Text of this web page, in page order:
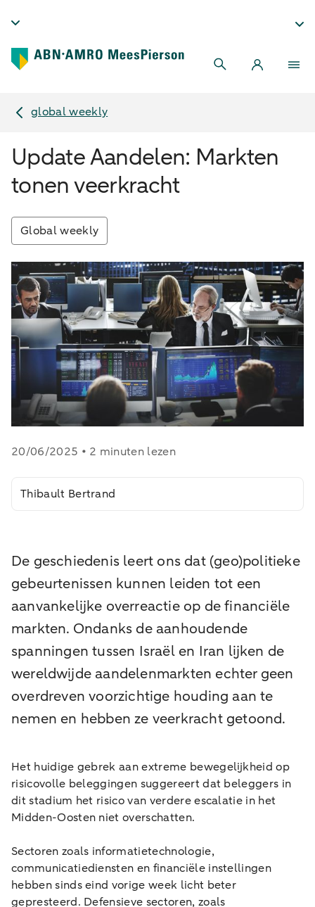
global weekly
Update Aandelen: Markten
tonen veerkracht
Global weekly
20/06/2025 • 2 minuten lezen
Thibault Bertrand
De geschiedenis leert ons dat (geo)politieke
gebeurtenissen kunnen leiden tot een
aanvankelijke overreactie op de financiële
markten. Ondanks de aanhoudende
spanningen tussen Israël en Iran lijken de
wereldwijde aandelenmarkten echter geen
overdreven voorzichtige houding aan te
nemen en hebben ze veerkracht getoond.
Het huidige gebrek aan extreme bewegelijkheid op
risicovolle beleggingen suggereert dat beleggers in
dit stadium het risico van verdere escalatie in het
Midden-Oosten niet overschatten.
Sectoren zoals informatietechnologie,
communicatiediensten en financiële instellingen
hebben sinds eind vorige week licht beter
gepresteerd. Defensieve sectoren, zoals